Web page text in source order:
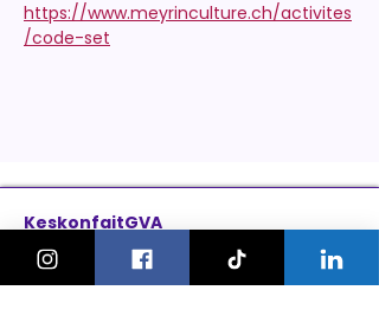
https://www.meyrinculture.ch/activites
/code-set
KeskonfaitGVA
Le guide des sorties et activités
pour les familles à Genève.